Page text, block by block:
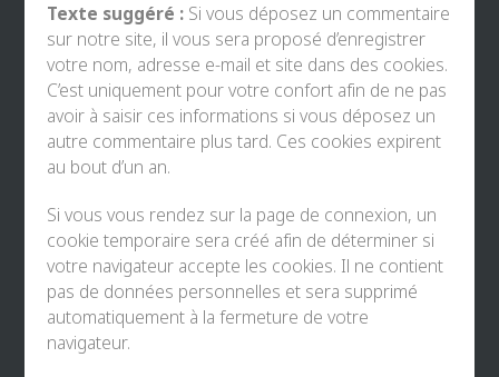
Texte suggéré : Si vous déposez un commentaire
sur notre site, il vous sera proposé d’enregistrer
votre nom, adresse e-mail et site dans des cookies.
C’est uniquement pour votre confort afin de ne pas
avoir à saisir ces informations si vous déposez un
autre commentaire plus tard. Ces cookies expirent
au bout d’un an.
Si vous vous rendez sur la page de connexion, un
cookie temporaire sera créé afin de déterminer si
votre navigateur accepte les cookies. Il ne contient
pas de données personnelles et sera supprimé
automatiquement à la fermeture de votre
navigateur.